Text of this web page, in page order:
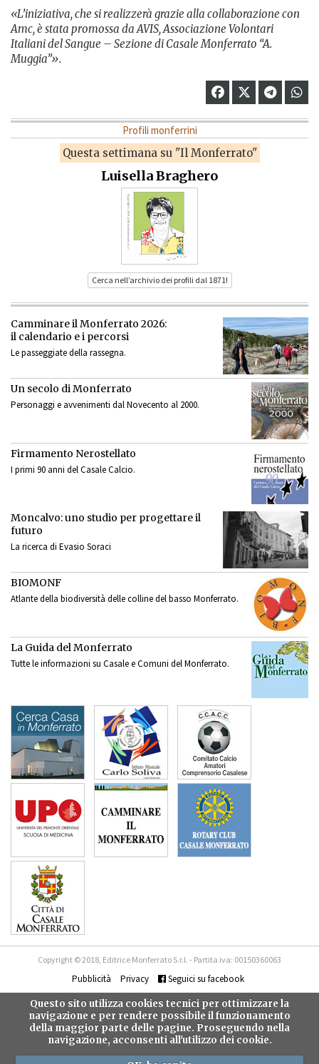
«L’iniziativa, che si realizzerà grazie alla collaborazione con
Amc, è stata promossa da AVIS, Associazione Volontari
Italiani del Sangue – Sezione di Casale Monferrato “A.
Muggia”».
Profili monferrini
Questa settimana su "Il Monferrato"
Luisella Braghero
Cerca nell’archivio dei profili dal 1871!
Camminare il Monferrato 2026:
il calendario e i percorsi
Le passeggiate della rassegna.
Un secolo di Monferrato
Personaggi e avvenimenti dal Novecento al 2000.
Firmamento Nerostellato
I primi 90 anni del Casale Calcio.
Moncalvo: uno studio per progettare il
futuro
La ricerca di Evasio Soraci
BIOMONF
Atlante della biodiversità delle colline del basso Monferrato.
La Guida del Monferrato
Tutte le informazioni su Casale e Comuni del Monferrato.
Copyright © 2018, Editrice Monferrato S.r.l. - Partita iva: 00150360063
Pubblicità Privacy Seguici su facebook
Questo sito utilizza cookies tecnici per ottimizzare la
navigazione e per rendere possibile il funzionamento
della maggior parte delle pagine. Proseguendo nella
navigazione, acconsenti all'utilizzo dei cookie.